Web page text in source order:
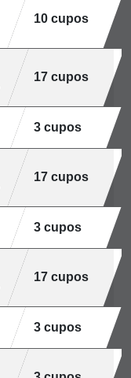
10 cupos
17 cupos
3 cupos
17 cupos
3 cupos
17 cupos
3 cupos